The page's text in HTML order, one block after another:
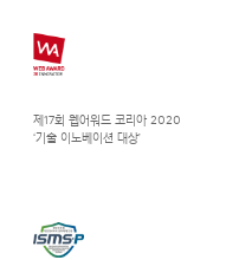
제17회 웹어워드 코리아 2020
‘기술 이노베이션 대상’